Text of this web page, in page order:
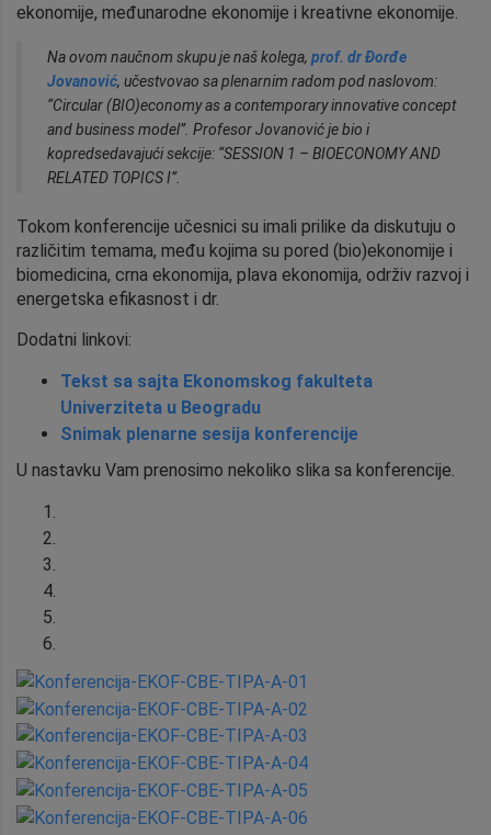
ekonomije, međunarodne ekonomije i kreativne ekonomije.
Na ovom naučnom skupu je naš kolega, prof. dr Đorđe
Jovanović, učestvovao sa plenarnim radom pod naslovom:
“Circular (BIO)economy as a contemporary innovative concept
and business model”. Profesor Jovanović je bio i
kopredsedavajući sekcije: “SESSION 1 – BIOECONOMY AND
RELATED TOPICS I”.
Tokom konferencije učesnici su imali prilike da diskutuju o
različitim temama, među kojima su pored (bio)ekonomije i
biomedicina, crna ekonomija, plava ekonomija, održiv razvoj i
energetska efikasnost i dr.
Dodatni linkovi:
Tekst sa sajta Ekonomskog fakulteta
Univerziteta u Beogradu
Snimak plenarne sesija konferencije
U nastavku Vam prenosimo nekoliko slika sa konferencije.